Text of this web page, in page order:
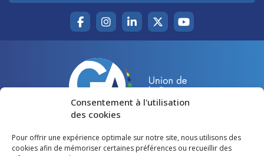
Consentement à l'utilisation
des cookies
Pour offrir une expérience optimale sur notre site, nous utilisons des
cookies afin de mémoriser certaines préférences ou recueillir des
Accueil Agir pour la Gironde